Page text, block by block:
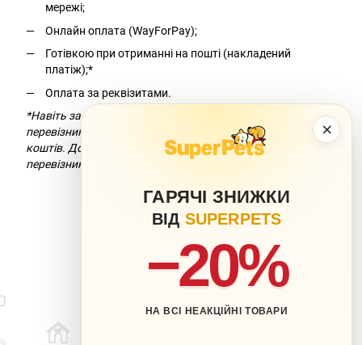
×
ГАРЯЧІ ЗНИЖКИ
ВІД SUPERPETS
−20%
НА ВСІ НЕАКЦІЙНІ ТОВАРИ
мережі;
Онлайн оплата (WayForPay);
Готівкою при отриманні на пошті (накладений
платіж);*
Оплата за реквізитами.
*Навіть за умови безкоштовної доставки компанія-
перевізник додасть комісію за переказ
коштів. Докладніше можна дізнатися на сайті компанії-
перевізника.
063 217-20-99 066 707-11-17